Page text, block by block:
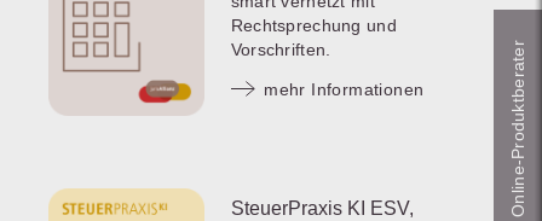
Rechtsprechung und
Vorschriften.
mehr Informationen
SteuerPraxis KI ESV,
Online-Produkt­berater